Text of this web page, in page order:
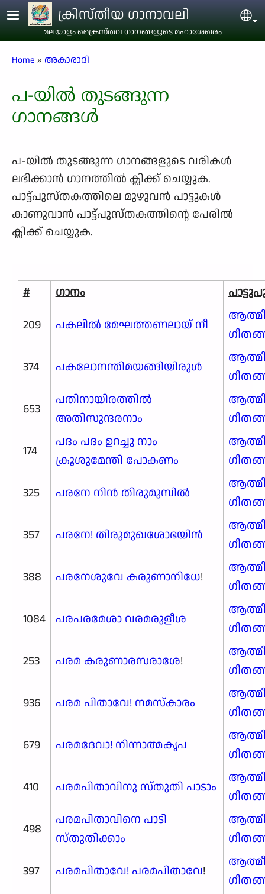
Skip to main contentക്രിസ്തീയ ഗാനാവലി
മലയാളം ക്രൈസ്തവ ഗാനങ്ങളുടെ മഹാശേഖരം
Breadcrumb
Home അകാരാദി
പ-യിൽ തുടങ്ങുന്ന
ഗാനങ്ങൾ
പ-യിൽ തുടങ്ങുന്ന ഗാനങ്ങളുടെ വരികള്‍
ലഭിക്കാന്‍ ഗാനത്തില്‍ ക്ലിക്ക് ചെയ്യുക.
പാട്ട്പുസ്തകത്തിലെ മുഴുവന്‍ പാട്ടുകള്‍
കാണുവാന്‍ പാട്ട്പുസ്തകത്തിന്റെ പേരില്‍
ക്ലിക്ക് ചെയ്യുക.
# ഗാനം
209
പകലിൽ മേഘത്തണലായ് നീ
374
പകലോനന്തിമയങ്ങിയിരുൾ
653
പതിനായിരത്തിൽ
അതിസുന്ദരനാം
174
പദം പദം ഉറച്ചു നാം
ക്രൂശുമേന്തി പോകണം
325
പരനേ നിൻ തിരുമുമ്പിൽ
357
പരനേ! തിരുമുഖശോഭയിൻ
388
പരനേശുവേ കരുണാനിധേ!
1084
പരപരമേശാ വരമരുളീശ
253
പരമ കരുണാരസരാശേ!
936
പരമ പിതാവേ! നമസ്കാരം
679
പരമദേവാ! നിന്നാത്മകൃപ
410
പരമപിതാവിനു സ്തുതി പാടാം
498
പരമപിതാവിനെ പാടി
സ്തുതിക്കാം
397
പരമപിതാവേ! പരമപിതാവേ!